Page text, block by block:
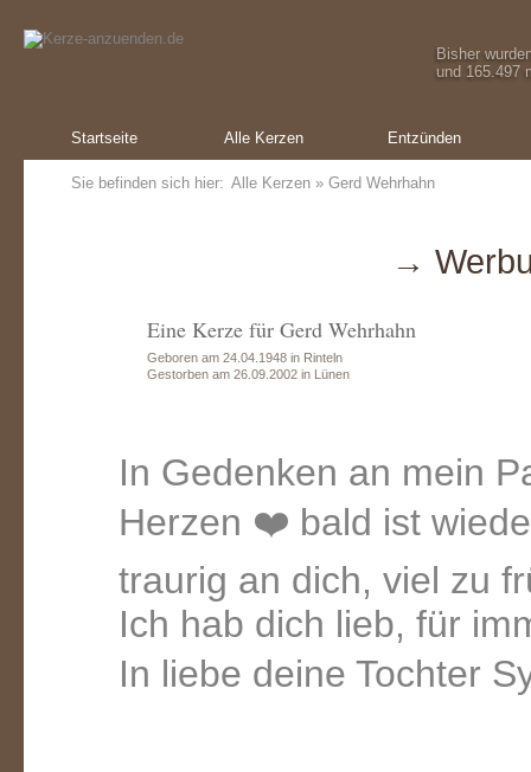
Bisher
und 165.497
Startseite Alle Kerzen Entzünden
Sie befinden sich hier: Alle Kerzen » Gerd Wehrhahn
→
Eine Kerze für Gerd Wehrhahn
Geboren am 24.04.1948 in Rinteln
Gestorben am 26.09.2002 in Lünen
In Gedenken an mein
Herzen ❤️ bald ist
traurig an dich, viel zu
Ich hab dich lieb, für
In liebe deine Tochter